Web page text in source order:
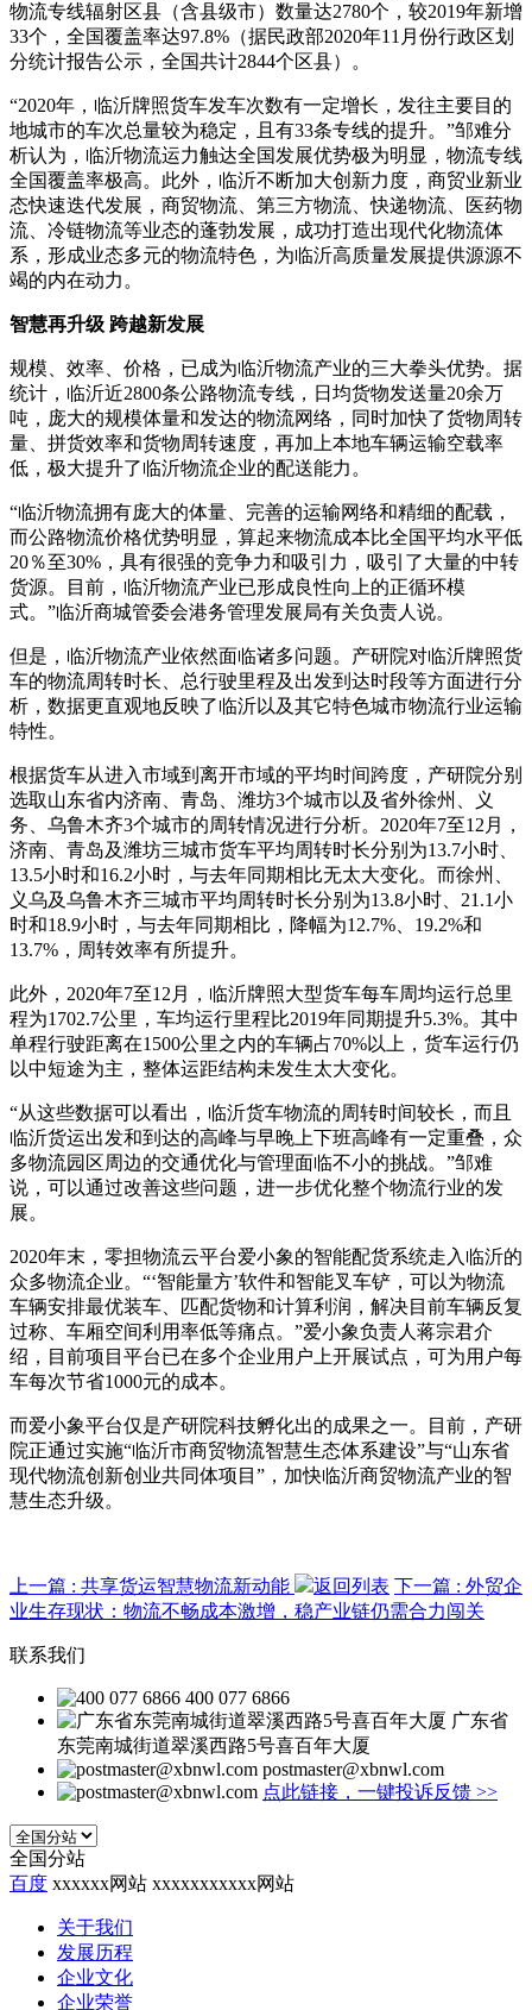
物流专线辐射区县（含县级市）数量达2780个，较2019年新增
33个，全国覆盖率达97.8%（据民政部2020年11月份行政区划
分统计报告公示，全国共计2844个区县）。
“2020年，临沂牌照货车发车次数有一定增长，发往主要目的
地城市的车次总量较为稳定，且有33条专线的提升。”邹难分
析认为，临沂物流运力触达全国发展优势极为明显，物流专线
全国覆盖率极高。此外，临沂不断加大创新力度，商贸业新业
态快速迭代发展，商贸物流、第三方物流、快递物流、医药物
流、冷链物流等业态的蓬勃发展，成功打造出现代化物流体
系，形成业态多元的物流特色，为临沂高质量发展提供源源不
竭的内在动力。
智慧再升级 跨越新发展
规模、效率、价格，已成为临沂物流产业的三大拳头优势。据
统计，临沂近2800条公路物流专线，日均货物发送量20余万
吨，庞大的规模体量和发达的物流网络，同时加快了货物周转
量、拼货效率和货物周转速度，再加上本地车辆运输空载率
低，极大提升了临沂物流企业的配送能力。
“临沂物流拥有庞大的体量、完善的运输网络和精细的配载，
而公路物流价格优势明显，算起来物流成本比全国平均水平低
20％至30%，具有很强的竞争力和吸引力，吸引了大量的中转
货源。目前，临沂物流产业已形成良性向上的正循环模
式。”临沂商城管委会港务管理发展局有关负责人说。
但是，临沂物流产业依然面临诸多问题。产研院对临沂牌照货
车的物流周转时长、总行驶里程及出发到达时段等方面进行分
析，数据更直观地反映了临沂以及其它特色城市物流行业运输
特性。
根据货车从进入市域到离开市域的平均时间跨度，产研院分别
选取山东省内济南、青岛、潍坊3个城市以及省外徐州、义
务、乌鲁木齐3个城市的周转情况进行分析。2020年7至12月，
济南、青岛及潍坊三城市货车平均周转时长分别为13.7小时、
13.5小时和16.2小时，与去年同期相比无太大变化。而徐州、
义乌及乌鲁木齐三城市平均周转时长分别为13.8小时、21.1小
时和18.9小时，与去年同期相比，降幅为12.7%、19.2%和
13.7%，周转效率有所提升。
此外，2020年7至12月，临沂牌照大型货车每车周均运行总里
程为1702.7公里，车均运行里程比2019年同期提升5.3%。其中
单程行驶距离在1500公里之内的车辆占70%以上，货车运行仍
以中短途为主，整体运距结构未发生太大变化。
“从这些数据可以看出，临沂货车物流的周转时间较长，而且
临沂货运出发和到达的高峰与早晚上下班高峰有一定重叠，众
多物流园区周边的交通优化与管理面临不小的挑战。”邹难
说，可以通过改善这些问题，进一步优化整个物流行业的发
展。
2020年末，零担物流云平台爱小象的智能配货系统走入临沂的
众多物流企业。“‘智能量方’软件和智能叉车铲，可以为物流
车辆安排最优装车、匹配货物和计算利润，解决目前车辆反复
过称、车厢空间利用率低等痛点。”爱小象负责人蒋宗君介
绍，目前项目平台已在多个企业用户上开展试点，可为用户每
车每次节省1000元的成本。
而爱小象平台仅是产研院科技孵化出的成果之一。目前，产研
院正通过实施“临沂市商贸物流智慧生态体系建设”与“山东省
现代物流创新创业共同体项目”，加快临沂商贸物流产业的智
慧生态升级。
上一篇 : 共享货运智慧物流新动能 返回列表 下一篇 : 外贸企
业生存现状：物流不畅成本激增，稳产业链仍需合力闯关
联系我们
400 077 6866
广东省
东莞南城街道翠溪西路5号喜百年大厦
postmaster@xbnwl.com
点此链接，一键投诉反馈 >>
全国分站
百度 xxxxxx网站 xxxxxxxxxxx网站
关于我们
发展历程
企业文化
企业荣誉